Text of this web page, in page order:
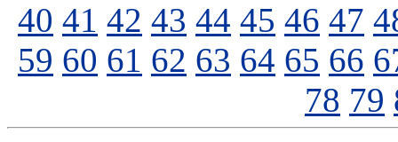
40 41 42 43 44 45 46 47
59 60 61 62 63 64 65 66
78 79